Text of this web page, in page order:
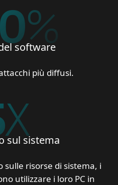
%
software
più diffusi.
X
sul sistema
sulle risorse di sistema, i
utilizzare i loro PC in